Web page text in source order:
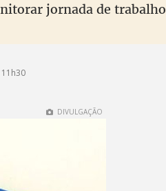
jornada de trabalho
DIVULGAÇÃO